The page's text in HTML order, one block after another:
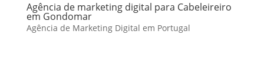
Agência de marketing digital para Cabeleireiro
em Gondomar
Agência de Marketing Digital em Portugal